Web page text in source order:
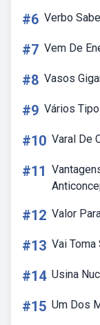
#6 Verbo
#7 Vem De
#8 Vasos
#9 Vários
#10 Varal De
#11
#12 Valor
#13 Vai Toma
#14 Usina
#15 Um Dos